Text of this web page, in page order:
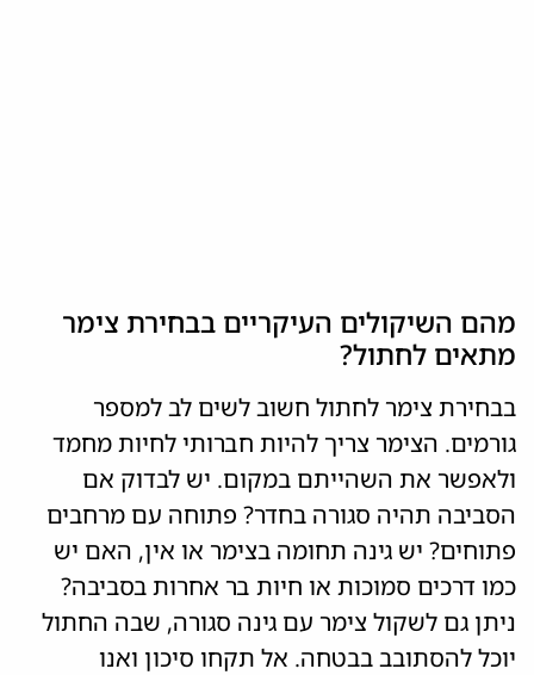
מהם השיקולים העיקריים בבחירת צימר
מתאים לחתול?
בבחירת צימר לחתול חשוב לשים לב למספר
גורמים. הצימר צריך להיות חברותי לחיות מחמד
ולאפשר את השהייתם במקום. יש לבדוק אם
הסביבה תהיה סגורה בחדר? פתוחה עם מרחבים
פתוחים? יש גינה תחומה בצימר או אין, האם יש
כמו דרכים סמוכות או חיות בר אחרות בסביבה?
ניתן גם לשקול צימר עם גינה סגורה, שבה החתול
יוכל להסתובב בבטחה. אל תקחו סיכון ואנו